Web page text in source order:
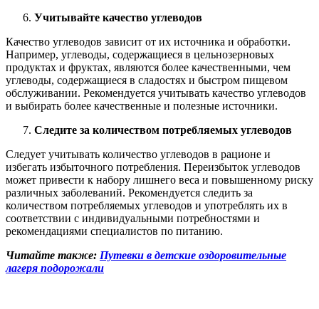
Учитывайте качество углеводов
Качество углеводов зависит от их источника и обработки.
Например, углеводы, содержащиеся в цельнозерновых
продуктах и фруктах, являются более качественными, чем
углеводы, содержащиеся в сладостях и быстром пищевом
обслуживании. Рекомендуется учитывать качество углеводов
и выбирать более качественные и полезные источники.
Следите за количеством потребляемых углеводов
Следует учитывать количество углеводов в рационе и
избегать избыточного потребления. Переизбыток углеводов
может привести к набору лишнего веса и повышенному риску
различных заболеваний. Рекомендуется следить за
количеством потребляемых углеводов и употреблять их в
соответствии с индивидуальными потребностями и
рекомендациями специалистов по питанию.
Читайте также: Путевки в детские оздоровительные
лагеря подорожали